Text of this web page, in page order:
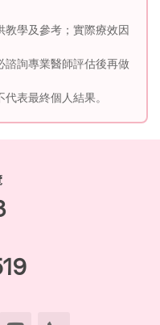
教學及參考；實際療效因
諮詢專業醫師評估後再做
表最終個人結果。